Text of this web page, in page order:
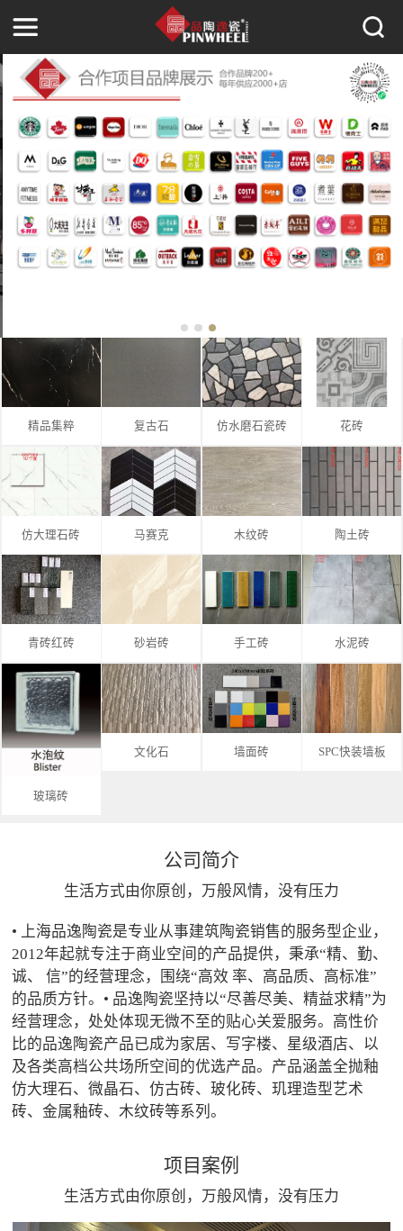
精品集粹 复古石 仿水磨石瓷砖 花砖
仿大理石砖 马赛克 木纹砖 陶土砖
青砖红砖 砂岩砖 手工砖 水泥砖
玻璃砖
文化石 墙面砖 SPC快装墙板
公司简介
生活方式由你原创，万般风情，没有压力
• 上海品逸陶瓷是专业从事建筑陶瓷销售的服务型企业，
2012年起就专注于商业空间的产品提供，秉承“精、勤、
诚、 信”的经营理念，围绕“高效 率、高品质、高标准”
的品质方针。• 品逸陶瓷坚持以“尽善尽美、精益求精”为
经营理念，处处体现无微不至的贴心关爱服务。高性价
比的品逸陶瓷产品已成为家居、写字楼、星级酒店、以
及各类高档公共场所空间的优选产品。产品涵盖全抛釉
仿大理石、微晶石、仿古砖、玻化砖、玑理造型艺术
砖、金属釉砖、木纹砖等系列。
项目案例
生活方式由你原创，万般风情，没有压力